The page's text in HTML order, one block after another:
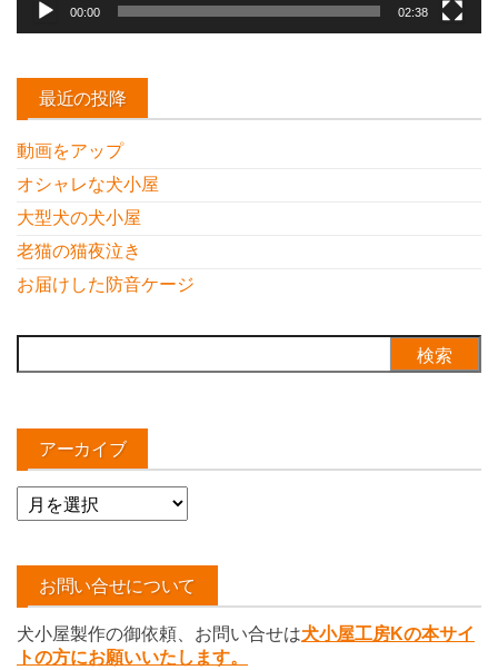
00:00 02:38
最近の投降
動画をアップ
オシャレな犬小屋
大型犬の犬小屋
老猫の猫夜泣き
お届けした防音ケージ
索:
アーカイブ
ア
ー
イ
お問い合せについて
犬小屋製作の御依頼、お問い合せは犬小屋工房Kの本サイ
トの方にお願いいたします。